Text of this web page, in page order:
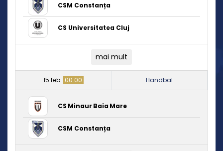
CSM Constanța
CS Universitatea Cluj
mai mult
15 feb. 00:00 Handbal
CS Minaur Baia Mare
CSM Constanța